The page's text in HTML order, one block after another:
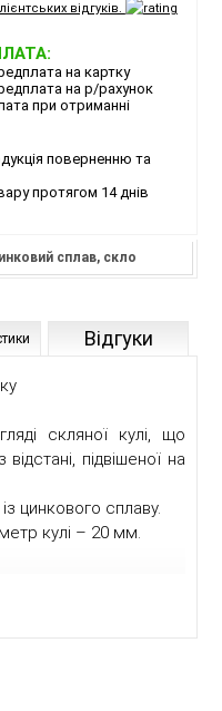
відгуків.
на картку
на р/рахунок
при отриманні
поверненню та
протягом 14 днів
сплав, скло
Відгуки
скляної кулі, що
підвішеної на
цинкового сплаву.
кулі – 20 мм.